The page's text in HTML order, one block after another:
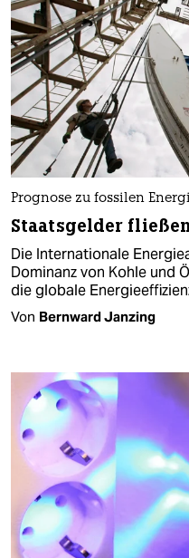
Prognose zu fossilen
Staatsgelder
Die Internationale
Dominanz von Kohle und
die globale
Von Bernward Janzing